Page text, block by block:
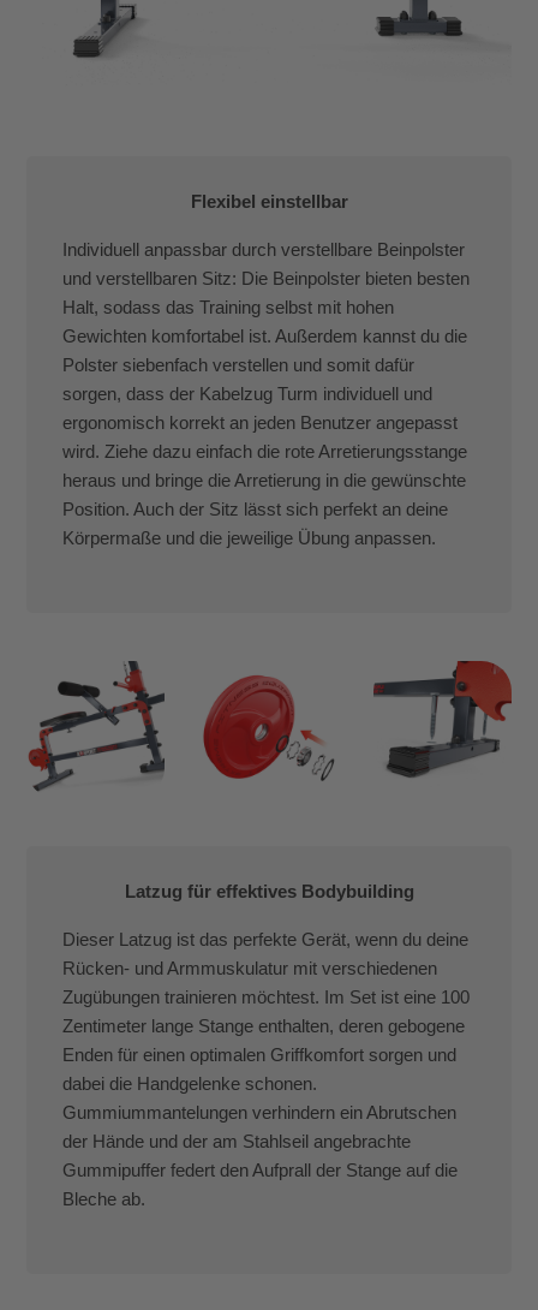
Flexibel einstellbar
Individuell anpassbar durch verstellbare Beinpolster
und verstellbaren Sitz: Die Beinpolster bieten besten
Halt, sodass das Training selbst mit hohen
Gewichten komfortabel ist. Außerdem kannst du die
Polster siebenfach verstellen und somit dafür
sorgen, dass der Kabelzug Turm individuell und
ergonomisch korrekt an jeden Benutzer angepasst
wird. Ziehe dazu einfach die rote Arretierungsstange
heraus und bringe die Arretierung in die gewünschte
Position. Auch der Sitz lässt sich perfekt an deine
Körpermaße und die jeweilige Übung anpassen.
Latzug für effektives Bodybuilding
Dieser Latzug ist das perfekte Gerät, wenn du deine
Rücken- und Armmuskulatur mit verschiedenen
Zugübungen trainieren möchtest. Im Set ist eine 100
Zentimeter lange Stange enthalten, deren gebogene
Enden für einen optimalen Griffkomfort sorgen und
dabei die Handgelenke schonen.
Gummiummantelungen verhindern ein Abrutschen
der Hände und der am Stahlseil angebrachte
Gummipuffer federt den Aufprall der Stange auf die
Bleche ab.